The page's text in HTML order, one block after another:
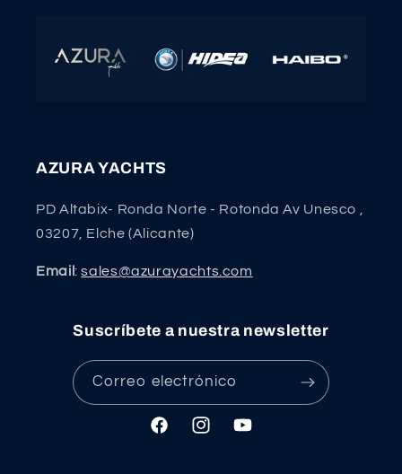
AZURA YACHTS
PD Altabix- Ronda Norte - Rotonda Av Unesco ,
03207, Elche (Alicante)
Email:sales@azurayachts.com
Suscríbete a nuestra newsletter
Correo electrónico
FacebookInstagramYouTube